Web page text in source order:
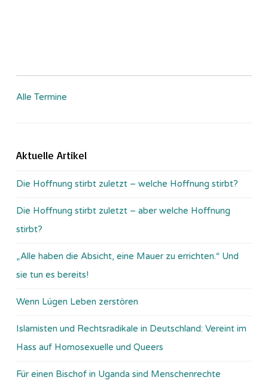
Alle Termine
Aktuelle Artikel
Die Hoffnung stirbt zuletzt – welche Hoffnung stirbt?
Die Hoffnung stirbt zuletzt – aber welche Hoffnung
stirbt?
„Alle haben die Absicht, eine Mauer zu errichten.“ Und
sie tun es bereits!
Wenn Lügen Leben zerstören
Islamisten und Rechtsradikale in Deutschland: Vereint im
Hass auf Homosexuelle und Queers
Für einen Bischof in Uganda sind Menschenrechte